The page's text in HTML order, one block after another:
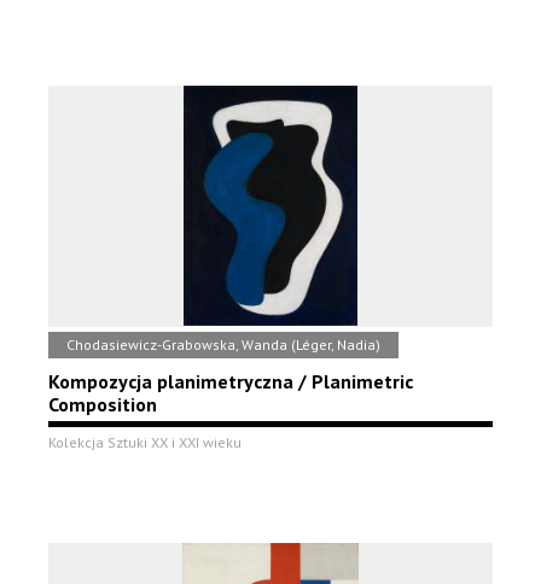
Chodasiewicz-Grabowska, Wanda (Léger, Nadia)
Kompozycja planimetryczna / Planimetric
Composition
Kolekcja Sztuki XX i XXI wieku